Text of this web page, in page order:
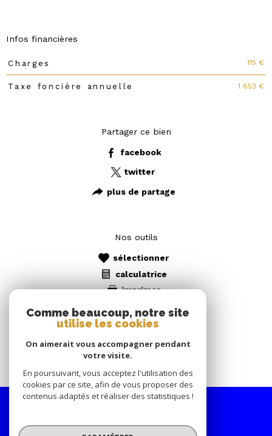
Infos financières
Caractéristiques
Charges 115 €
Taxe foncière annuelle 1 653 €
Partager ce bien
facebook
twitter
plus de partage
Nos outils
sélectionner
calculatrice
imprimer
intéresser
Nous
Comme beaucoup, notre site
utilise les cookies
On aimerait vous accompagner pendant
votre visite.
En poursuivant, vous acceptez l'utilisation des
cookies par ce site, afin de vous proposer des
contenus adaptés et réaliser des statistiques !